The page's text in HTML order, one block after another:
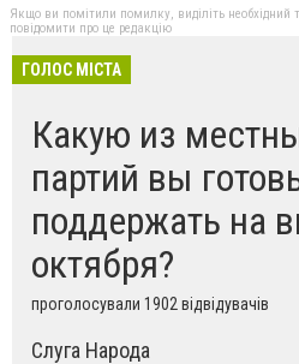
Якщо ви помітили помилку, виділіть необхідний
повідомити про це редакцію
ГОЛОС МІСТА
Какую из
партий вы
поддержать на
октября?
проголосували 1902 відвідувачів
Слуга Народа